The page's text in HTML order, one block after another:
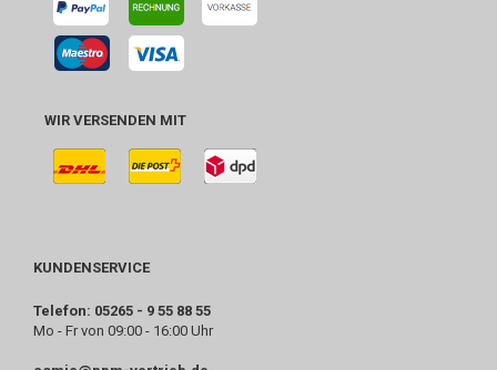
WIR VERSENDEN MIT
KUNDENSERVICE
Telefon: 05265 - 9 55 88 55
Mo - Fr von 09:00 - 16:00 Uhr